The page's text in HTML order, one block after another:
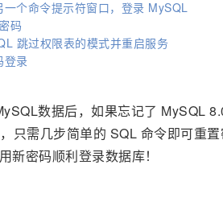
个命令提示符窗口，登录 MySQL
码
跳过权限表的模式并重启服务
登录
数据后，如果忘记了 MySQL
只需几步简单的 SQL 命令即可重
新密码顺利登录数据库！